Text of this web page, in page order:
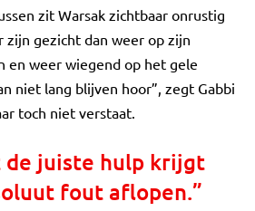
zit Warsak zichtbaar onrustig
zijn gezicht dan weer op zijn
en weer wiegend op het gele
niet lang blijven hoor”, zegt Gabbi
toch niet verstaat.
de juiste hulp krijgt
fout aflopen.”